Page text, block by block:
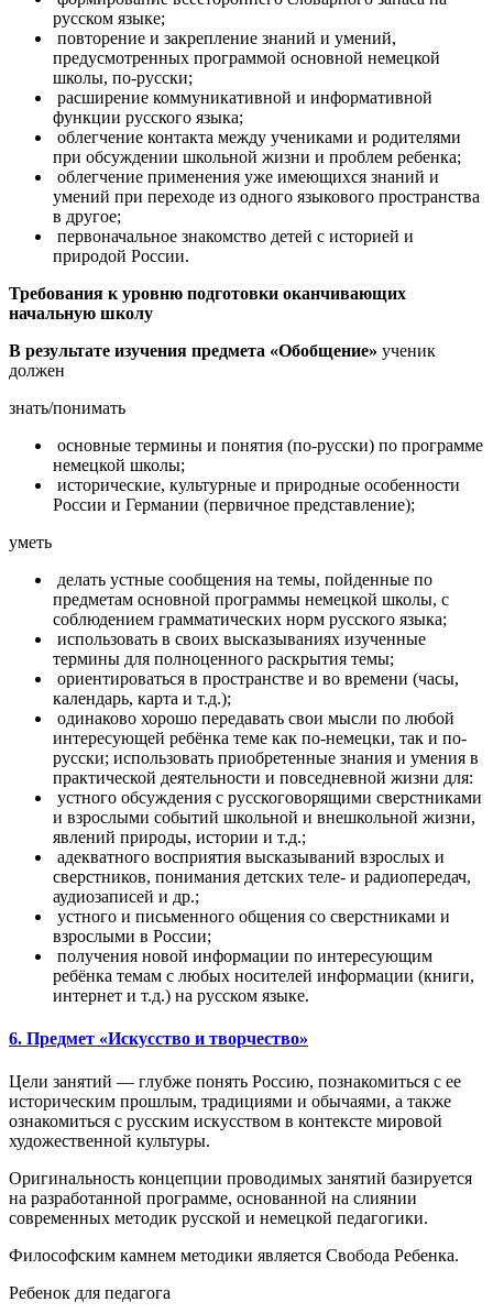
русском языке;
повторение и закрепление знаний и умений,
предусмотренных программой основной немецкой
школы, по-русски;
расширение коммуникативной и информативной
функции русского языка;
облегчение контакта между учениками и родителями
при обсуждении школьной жизни и проблем ребенка;
облегчение применения уже имеющихся знаний и
умений при переходе из одного языкового пространства
в другое;
первоначальное знакомство детей с историей и
природой России.
Требования к уровню подготовки оканчивающих
начальную школу
В результате изучения предмета «Обобщение» ученик
должен
знать/понимать
основные термины и понятия (по-русски) по программе
немецкой школы;
исторические, культурные и природные особенности
России и Германии (первичное представление);
уметь
делать устные сообщения на темы, пойденные по
предметам основной программы немецкой школы, с
соблюдением грамматических норм русского языка;
использовать в своих высказываниях изученные
термины для полноценного раскрытия темы;
ориентироваться в пространстве и во времени (часы,
календарь, карта и т.д.);
одинаково хорошо передавать свои мысли по любой
интересующей ребёнка теме как по-немецки, так и по-
русски; использовать приобретенные знания и умения в
практической деятельности и повседневной жизни для:
устного обсуждения с русскоговорящими сверстниками
и взрослыми событий школьной и внешкольной жизни,
явлений природы, истории и т.д.;
адекватного восприятия высказываний взрослых и
сверстников, понимания детских теле- и радиопередач,
аудиозаписей и др.;
устного и письменного общения со сверстниками и
взрослыми в России;
получения новой информации по интересующим
ребёнка темам с любых носителей информации (книги,
интернет и т.д.) на русском языке.
6. Предмет «Искусство и творчество»
Цели занятий — глубже понять Россию, познакомиться с ее
историческим прошлым, традициями и обычаями, а также
ознакомиться с русским искусством в контексте мировой
художественной культуры.
Оригинальность концепции проводимых занятий базируется
на разработанной программе, основанной на слиянии
современных методик русской и немецкой педагогики.
Философским камнем методики является Свобода Ребенка.
Ребенок для педагога